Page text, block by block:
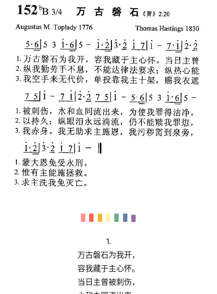
主
日
拜
专
1.
万古磐石为我开，
容我藏于主心怀。
当日主曾被刺伤，